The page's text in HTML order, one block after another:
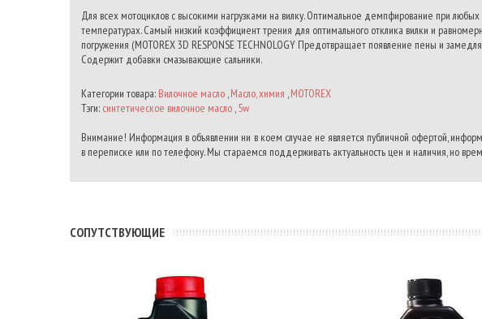
Для всех мотоциклов с высокими нагрузками на вилку. Оптимальное демпфирование при любых
температурах. Самый низкий коэффициент трения для оптимального отклика вилки и
погружения (MOTOREX 3D RESPONSE TECHNOLOGY Предотвращает появление пены и
Содержит добавки смазывающие сальники.
Категории товара: Вилочное масло ,Масло, химия ,MOTOREX
Тэги: синтетическое вилочное масло ,5w
Внимание! Информация в объявлении ни в коем случае не является публичной офертой,
в переписке или по телефону. Мы стараемся поддерживать актуальность цен и наличия, но
CОПУТСТВУЮЩИЕ